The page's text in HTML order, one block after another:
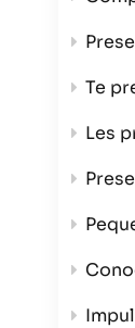
Te presentamos
Les presentamos
Presentamos el
Pequeño
Conoce el
Impulsando la próxima